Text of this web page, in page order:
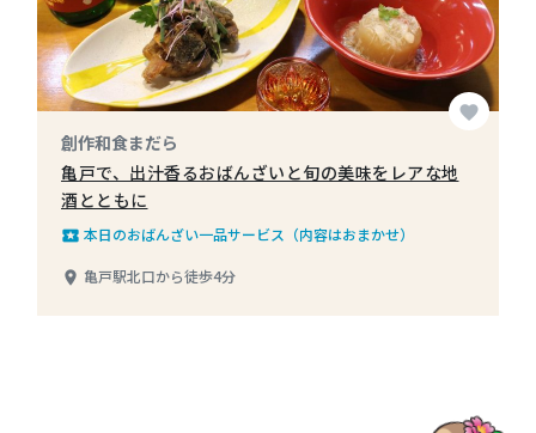
favorite
創作和食まだら
亀戸で、出汁香るおばんざいと旬の美味をレアな地
酒とともに
local_play 本日のおばんざい一品サービス（内容はおまかせ）
place 亀戸駅北口から徒歩4分